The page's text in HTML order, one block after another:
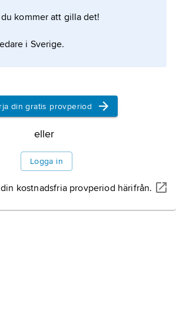
kommer att gilla det!
i Sverige.
din gratis provperiod
eller
Logga in
kostnadsfria provperiod härifrån.